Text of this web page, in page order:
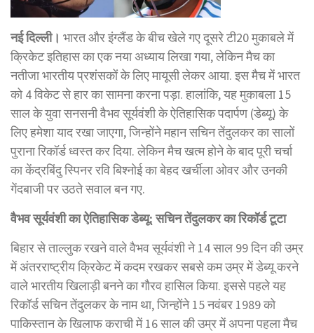
नई दिल्ली। भारत और इंग्लैंड के बीच खेले गए दूसरे टी20 मुकाबले में
क्रिकेट इतिहास का एक नया अध्याय लिखा गया, लेकिन मैच का
नतीजा भारतीय प्रशंसकों के लिए मायूसी लेकर आया. इस मैच में भारत
को 4 विकेट से हार का सामना करना पड़ा. हालांकि, यह मुकाबला 15
साल के युवा सनसनी वैभव सूर्यवंशी के ऐतिहासिक पदार्पण (डेब्यू) के
लिए हमेशा याद रखा जाएगा, जिन्होंने महान सचिन तेंदुलकर का सालों
पुराना रिकॉर्ड ध्वस्त कर दिया. लेकिन मैच खत्म होने के बाद पूरी चर्चा
का केंद्रबिंदु स्पिनर रवि बिश्नोई का बेहद खर्चीला ओवर और उनकी
गेंदबाजी पर उठते सवाल बन गए.
वैभव सूर्यवंशी का ऐतिहासिक डेब्यू: सचिन तेंदुलकर का रिकॉर्ड टूटा
बिहार से ताल्लुक रखने वाले वैभव सूर्यवंशी ने 14 साल 99 दिन की उम्र
में अंतरराष्ट्रीय क्रिकेट में कदम रखकर सबसे कम उम्र में डेब्यू करने
वाले भारतीय खिलाड़ी बनने का गौरव हासिल किया. इससे पहले यह
रिकॉर्ड सचिन तेंदुलकर के नाम था, जिन्होंने 15 नवंबर 1989 को
पाकिस्तान के खिलाफ कराची में 16 साल की उम्र में अपना पहला मैच